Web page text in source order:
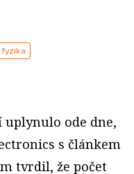
fyzika
uplynulo ode dne,
s článkem
tvrdil, že počet